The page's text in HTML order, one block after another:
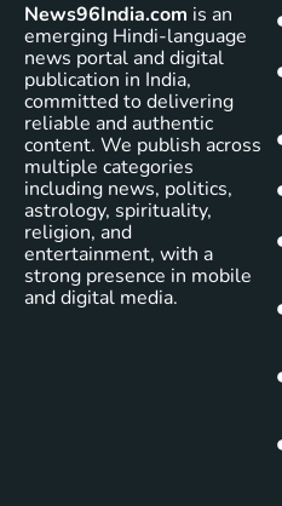
News96India.com is an
emerging Hindi-language
news portal and digital
publication in India,
committed to delivering
reliable and authentic
content. We publish across
multiple categories
including news, politics,
astrology, spirituality,
religion, and
entertainment, with a
strong presence in mobile
and digital media.